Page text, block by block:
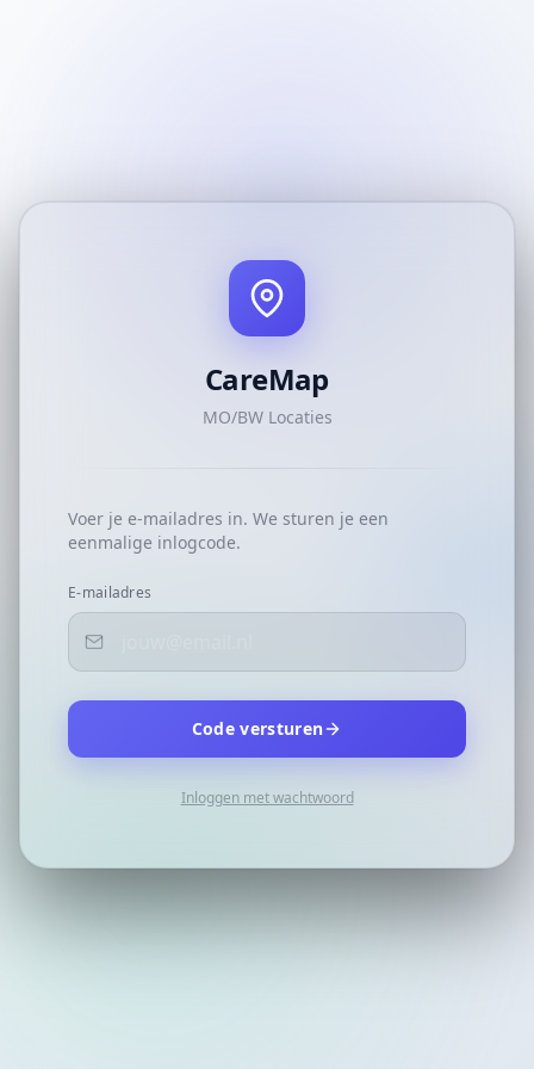
CareMap
MO/BW Locaties
Voer je e-mailadres in. We sturen je een
eenmalige inlogcode.
E-mailadres
Code versturen
Inloggen met wachtwoord